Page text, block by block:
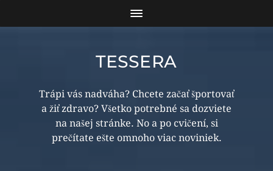
TESSERA
Trápi vás nadváha? Chcete začať športovať
a žiť zdravo? Všetko potrebné sa dozviete
na našej stránke. No a po cvičení, si
prečítate ešte omnoho viac noviniek.